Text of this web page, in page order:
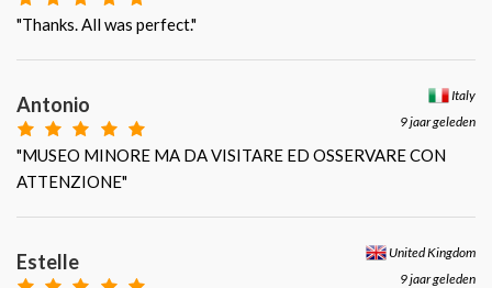
"Thanks. All was perfect."
Italy
9 jaar geleden
Antonio
"MUSEO MINORE MA DA VISITARE ED OSSERVARE CON
ATTENZIONE"
United Kingdom
9 jaar geleden
Estelle